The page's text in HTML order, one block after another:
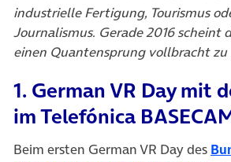
industrielle Fertigung, Tourismus
Journalismus. Gerade 2016 scheint
einen Quantensprung vollbracht zu
1. German VR Day mit
im Telefónica
Beim ersten German VR Day des